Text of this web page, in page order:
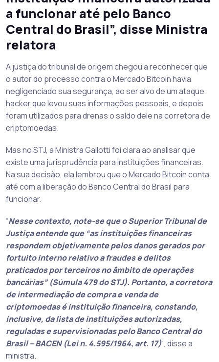
a funcionar até pelo Banco
Central do Brasil”, disse Ministra
relatora
A justiça do tribunal de origem chegou a reconhecer que
o autor do processo contra o Mercado Bitcoin havia
negligenciado sua segurança, ao ser alvo de um ataque
hacker que levou suas informações pessoais, e depois
foram utilizados para drenas o saldo dele na corretora de
criptomoedas.
Mas no STJ, a Ministra Gallotti foi clara ao analisar que
existe uma jurisprudência para instituições financeiras.
Na sua decisão, ela lembrou que o Mercado Bitcoin conta
até com a liberação do Banco Central do Brasil para
funcionar.
“Nesse contexto, note-se que o Superior Tribunal de
Justiça entende que “as instituições financeiras
respondem objetivamente pelos danos gerados por
fortuito interno relativo a fraudes e delitos
praticados por terceiros no âmbito de operações
bancárias” (Súmula 479 do STJ). Portanto, a corretora
de intermediação de compra e venda de
criptomoedas é instituição financeira, constando,
inclusive, da lista de instituições autorizadas,
reguladas e supervisionadas pelo Banco Central do
Brasil – BACEN (Lei n. 4.595/1964, art. 17)“, disse a
ministra.